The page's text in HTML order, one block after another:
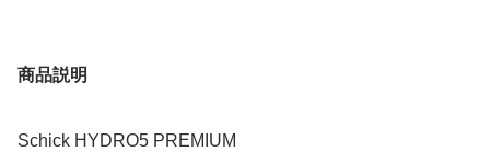
商品説明
Schick HYDRO5 PREMIUM